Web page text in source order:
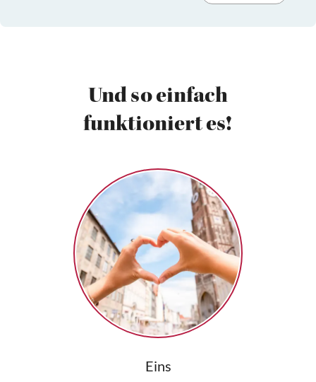
Und so einfach
funktioniert es!
Eins